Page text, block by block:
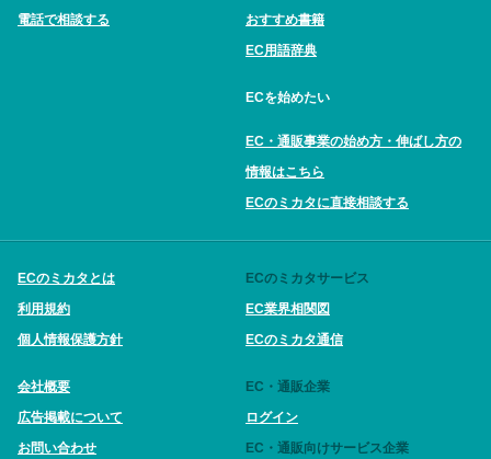
電話で相談する
おすすめ書籍
EC用語辞典
ECを始めたい
EC・通販事業の始め方・伸ばし方の
情報はこちら
ECのミカタに直接相談する
ECのミカタとは
利用規約
個人情報保護方針
会社概要
広告掲載について
お問い合わせ
ECのミカタサービス
EC業界相関図
ECのミカタ通信
EC・通販企業
ログイン
EC・通販向けサービス企業